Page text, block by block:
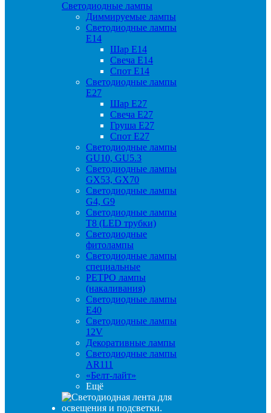
Светодиодные лампы
Диммируемые лампы
Светодиодные лампы
Е14
Шар Е14
Свеча Е14
Спот Е14
Светодиодные лампы
Е27
Шар Е27
Свеча Е27
Груша Е27
Спот Е27
Светодиодные лампы
GU10, GU5.3
Светодиодные лампы
GX53, GX70
Светодиодные лампы
G4, G9
Светодиодные лампы
Т8 (LED трубки)
Светодиодные
фитолампы
Светодиодные лампы
специальные
РЕТРО лампы
(накаливания)
Светодиодные лампы
E40
Светодиодные лампы
12V
Декоративные лампы
Светодиодные лампы
AR111
«Белт-лайт»
Ещё